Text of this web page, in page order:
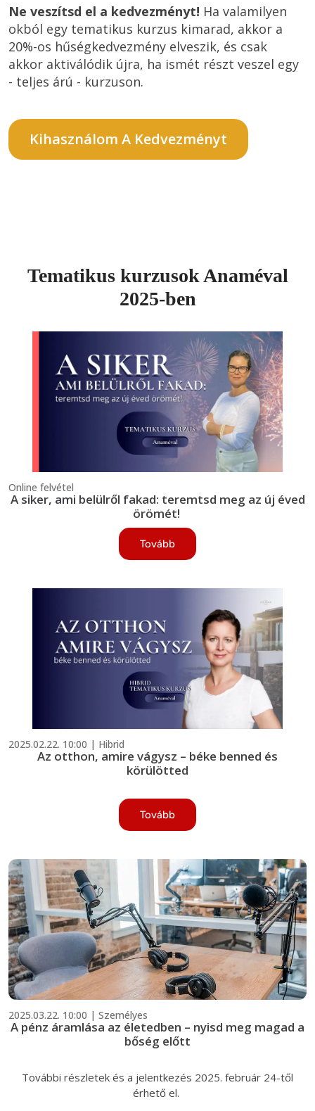
Ne veszítsd el a kedvezményt! Ha valamilyen
okból egy tematikus kurzus kimarad, akkor a
20%-os hűségkedvezmény elveszik, és csak
akkor aktiválódik újra, ha ismét részt veszel egy
- teljes árú - kurzuson.
Kihasználom A Kedvezményt
Tematikus kurzusok Anaméval
2025-ben
Online felvétel
A siker, ami belülről fakad: teremtsd meg az új éved
örömét!
Tovább
2025.02.22. 10:00 | Hibrid
Az otthon, amire vágysz – béke benned és
körülötted
Tovább
2025.03.22. 10:00 | Személyes
A pénz áramlása az életedben – nyisd meg magad a
bőség előtt
További részletek és a jelentkezés 2025. február 24-től
érhető el.